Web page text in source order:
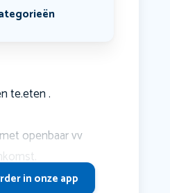
te.eten .
openbaar vv
in onze app